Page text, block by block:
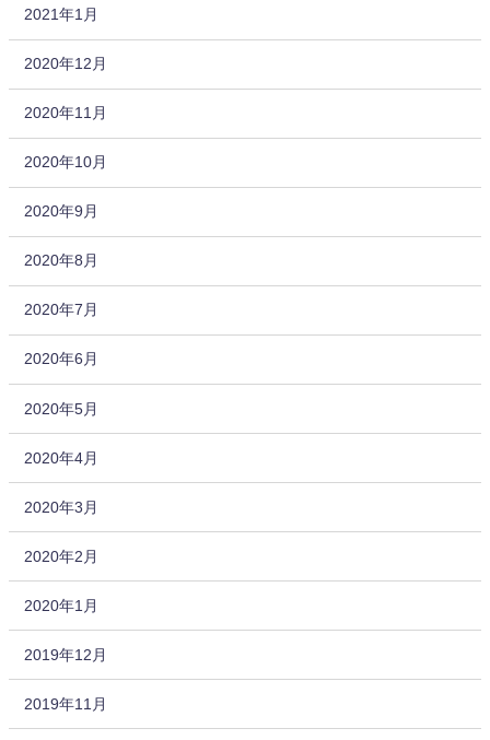
2021年1月
2020年12月
2020年11月
2020年10月
2020年9月
2020年8月
2020年7月
2020年6月
2020年5月
2020年4月
2020年3月
2020年2月
2020年1月
2019年12月
2019年11月